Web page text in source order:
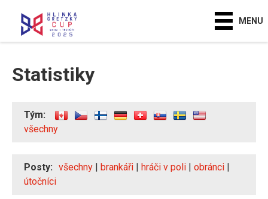
MENU
Statistiky
Tým:
všechny
Posty: všechny | brankáři | hráči v poli | obránci |
útočníci